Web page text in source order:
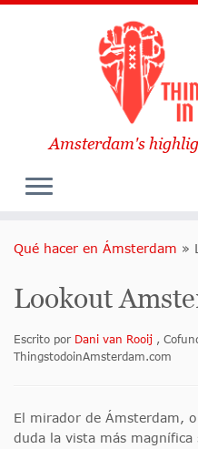
Amsterdam's
Qué hacer en Ámsterdam »
Lookout
Escrito por Dani van Rooij ,
ThingstodoinAmsterdam.com
El mirador de Ámsterdam,
duda la vista más magnífica